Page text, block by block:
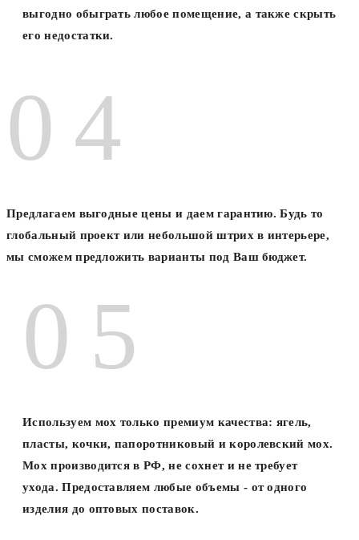
выгодно обыграть любое помещение, а также скрыть
его недостатки.
Предлагаем выгодные цены и даем гарантию. Будь то
глобальный проект или небольшой штрих в интерьере,
мы сможем предложить варианты под Ваш бюджет.
Используем мох только премиум качества: ягель,
пласты, кочки, папоротниковый и королевский мох.
Мох производится в РФ, не сохнет и не требует
ухода. Предоставляем любые объемы - от одного
изделия до оптовых поставок.